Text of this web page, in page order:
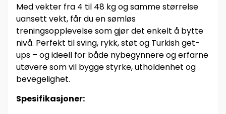
Med vekter fra 4 til 48 kg og samme størrelse
uansett vekt, får du en sømløs
treningsopplevelse som gjør det enkelt å bytte
nivå. Perfekt til sving, rykk, støt og Turkish get-
ups – og ideell for både nybegynnere og erfarne
utøvere som vil bygge styrke, utholdenhet og
bevegelighet.
Spesifikasjoner: